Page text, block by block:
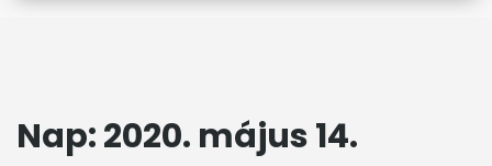
ASTELLAS-
Nap:2020. május 14.